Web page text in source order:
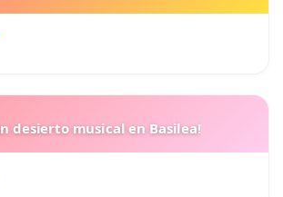
desierto musical en Basilea!